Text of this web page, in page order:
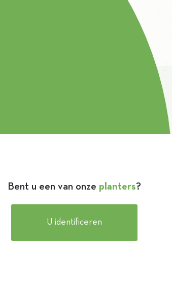
Bent u een van onze planters?
U identificeren